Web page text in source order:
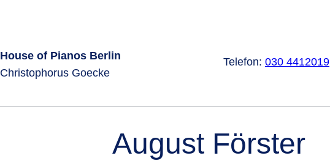
House of Pianos Berlin
Christophorus Goecke
Telefon: 030 4412019
August Förster